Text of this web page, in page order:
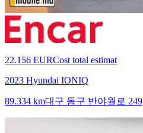
22.156 EURCost total estimat
2023 Hyundai IONIQ
89.334 km대구 동구 반야월로 249